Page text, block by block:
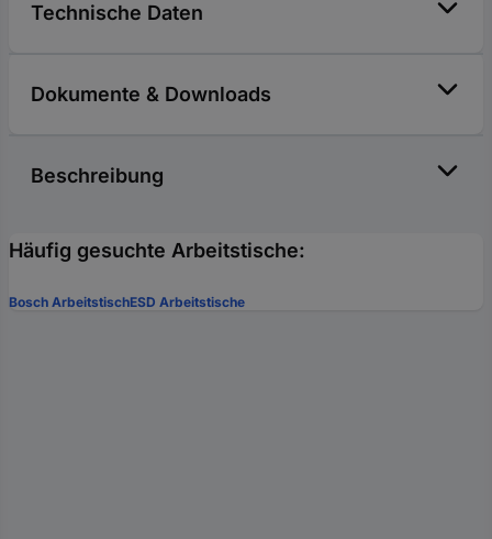
Technische Daten
Dokumente & Downloads
Beschreibung
Häufig gesuchte Arbeitstische:
Bosch ArbeitstischESD Arbeitstische